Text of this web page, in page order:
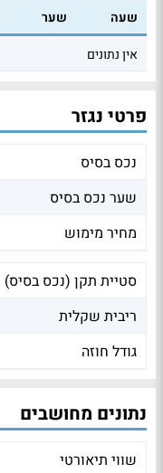
שעה
שער
אין נתונים
פרטי נגזר
נכס בסיס
שער נכס בסיס
מחיר מימוש
סטיית תקן (נכס בסיס)
ריבית שקלית
גודל חוזה
נתונים מחושבים
שווי תיאורטי